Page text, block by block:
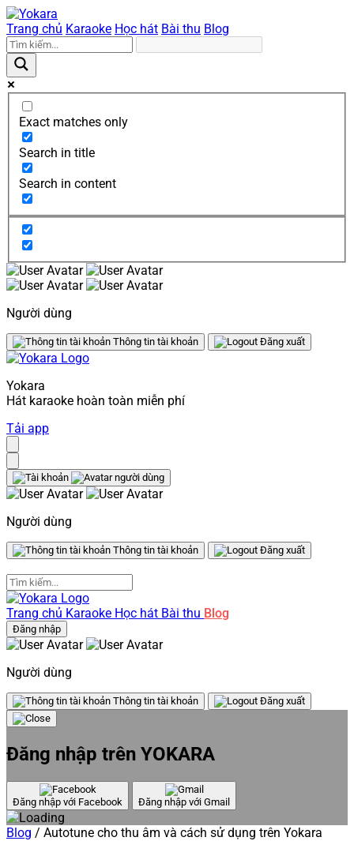
Trang chủ Karaoke Học hát Bài thu Blog
Exact matches only
Search in title
Search in content
Người dùng
Thông tin tài khoản Đăng xuất
Yokara
Hát karaoke hoàn toàn miễn phí
Tải app
Người dùng
Thông tin tài khoản Đăng xuất
Trang chủ Karaoke Học hát Bài thu Blog
Đăng nhập
Người dùng
Thông tin tài khoản Đăng xuất
Đăng nhập trên YOKARA
Đăng nhập với Facebook Đăng nhập với Gmail
Blog / Autotune cho thu âm và cách sử dụng trên Yokara